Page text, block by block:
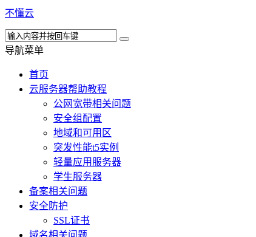
不懂云
导航菜单
首页
云服务器帮助教程
公网宽带相关问题
安全组配置
地域和可用区
突发性能t5实例
轻量应用服务器
学生服务器
备案相关问题
安全防护
SSL证书
域名相关问题